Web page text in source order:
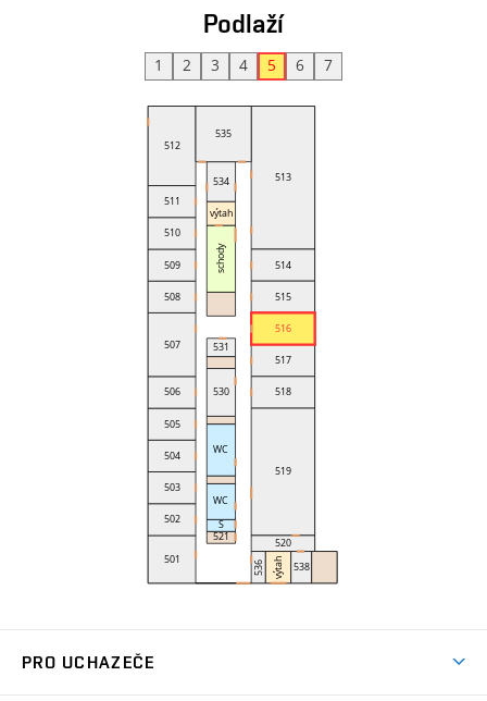
Podlaží
1 2 3 4 5 6 7
PRO UCHAZEČE